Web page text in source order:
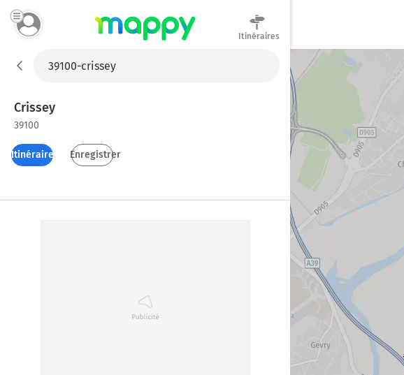
Itinéraires
Crissey
39100
Itinéraires Enregistrer